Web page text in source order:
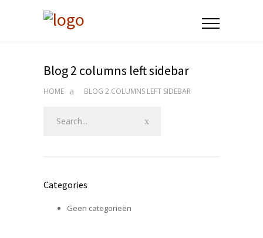
Blog 2 columns left sidebar
HOME BLOG 2 COLUMNS LEFT SIDEBAR
Categories
Geen categorieën